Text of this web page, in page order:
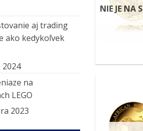
aj trading
ako kedykoľvek
2024
na
LEGO
2023
NIE JE NA